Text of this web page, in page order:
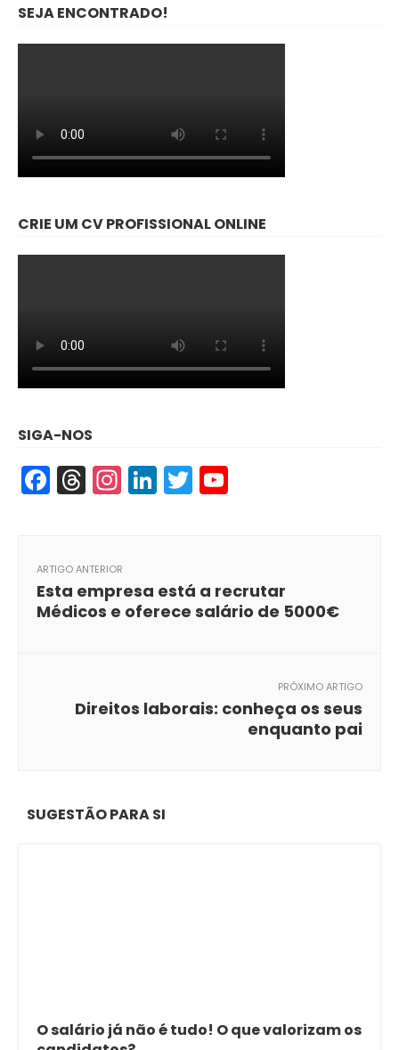
SEJA ENCONTRADO!
CRIE UM CV PROFISSIONAL ONLINE
SIGA-NOS
Facebook
Threads
Instagram
LinkedIn
Twitter
ARTIGO ANTERIOR
Esta empresa está a recrutar
Médicos e oferece salário de 5000€
PRÓXIMO ARTIGO
Direitos laborais: conheça os seus
enquanto pai
SUGESTÃO PARA SI
O salário já não é tudo! O que valorizam os